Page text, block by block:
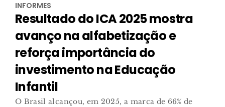
INFORMES
Resultado do ICA 2025 mostra
avanço na alfabetização e
reforça importância do
investimento na Educação
Infantil
O Brasil alcançou, em 2025, a marca de 66% de